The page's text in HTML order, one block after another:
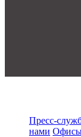
Пресс-
нами